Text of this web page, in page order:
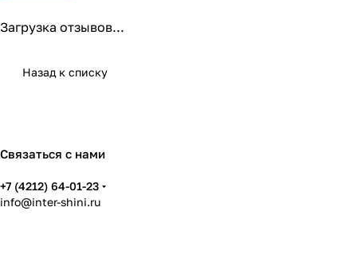
Загрузка отзывов...
Назад к списку
Связаться с нами
+7 (4212) 64-01-23
info@inter-shini.ru